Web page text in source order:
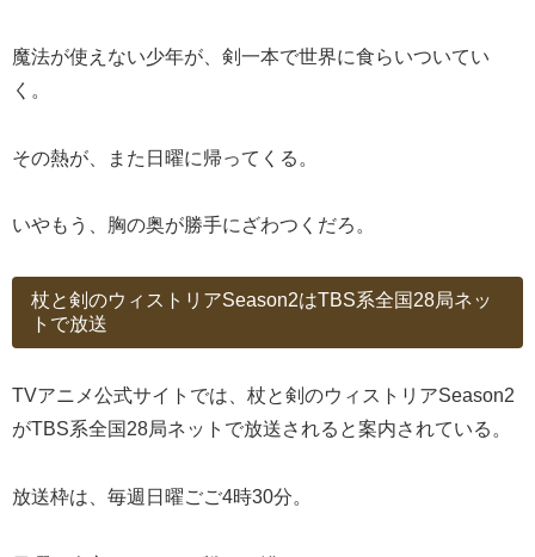
魔法が使えない少年が、剣一本で世界に食らいついてい
く。
その熱が、また日曜に帰ってくる。
いやもう、胸の奥が勝手にざわつくだろ。
杖と剣のウィストリアSeason2はTBS系全国28局ネッ
トで放送
TVアニメ公式サイトでは、杖と剣のウィストリアSeason2
がTBS系全国28局ネットで放送されると案内されている。
放送枠は、毎週日曜ごご4時30分。